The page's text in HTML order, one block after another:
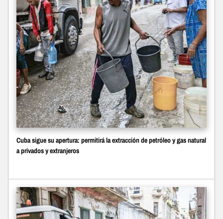
Cuba sigue su apertura: permitirá la extracción de petróleo y gas natural
a privados y extranjeros